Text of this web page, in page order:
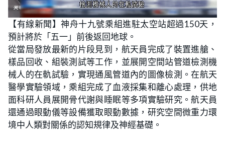
U
n
m
u
L
o
a
d
e
d
:
6
7
.
3
5
%
【有線新聞】神舟十九號乘組進駐太空站超過150天，
預計將於「五一」前後返回地球。
從當局發放最新的片段見到，航天員完成了裝置進艙、
樣品回收、組裝測試等工作，並展開空間站管道檢測機
械人的在軌試驗，實現通風管道內的圖像檢測。在航天
醫學實驗領域，乘組完成了血液採集和離心處理，供地
面科研人員展開骨代謝與睡眠等多項實驗研究。航天員
還通過眼動儀等設備獲取眼動數據，研究空間微重力環
境中人類對關係的認知規律及神經基礎。